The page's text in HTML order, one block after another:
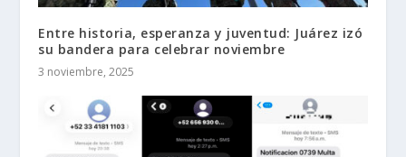
Entre historia, esperanza y juventud: Juárez izó
su bandera para celebrar noviembre
3 noviembre, 2025